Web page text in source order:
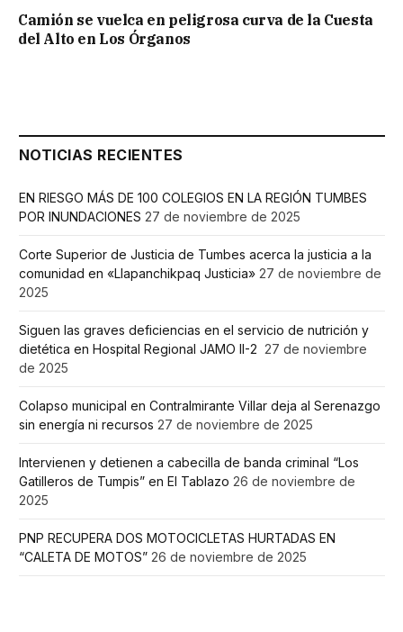
Camión se vuelca en peligrosa curva de la Cuesta
del Alto en Los Órganos
NOTICIAS RECIENTES
EN RIESGO MÁS DE 100 COLEGIOS EN LA REGIÓN TUMBES
POR INUNDACIONES 27 de noviembre de 2025
Corte Superior de Justicia de Tumbes acerca la justicia a la
comunidad en «Llapanchikpaq Justicia» 27 de noviembre de
2025
Siguen las graves deficiencias en el servicio de nutrición y
dietética en Hospital Regional JAMO II-2 27 de noviembre
de 2025
Colapso municipal en Contralmirante Villar deja al Serenazgo
sin energía ni recursos 27 de noviembre de 2025
Intervienen y detienen a cabecilla de banda criminal “Los
Gatilleros de Tumpis” en El Tablazo 26 de noviembre de
2025
PNP RECUPERA DOS MOTOCICLETAS HURTADAS EN
“CALETA DE MOTOS” 26 de noviembre de 2025